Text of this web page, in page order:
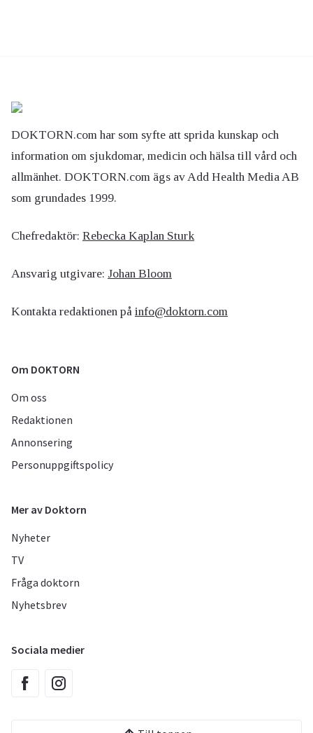
DOKTORN.com har som syfte att sprida kunskap och
information om sjukdomar, medicin och hälsa till vård och
allmänhet. DOKTORN.com ägs av Add Health Media AB
som grundades 1999.
Chefredaktör: Rebecka Kaplan Sturk
Ansvarig utgivare: Johan Bloom
Kontakta redaktionen på info@doktorn.com
Om DOKTORN
Om oss
Redaktionen
Annonsering
Personuppgiftspolicy
Mer av Doktorn
Nyheter
TV
Fråga doktorn
Nyhetsbrev
Sociala medier